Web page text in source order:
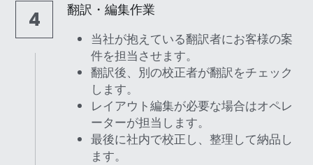
4 翻訳・編集作業
当社が抱えている翻訳者にお客様の案
件を担当させます。
翻訳後、別の校正者が翻訳をチェック
します。
レイアウト編集が必要な場合はオペレ
ーターが担当します。
最後に社内で校正し、整理して納品し
ます。